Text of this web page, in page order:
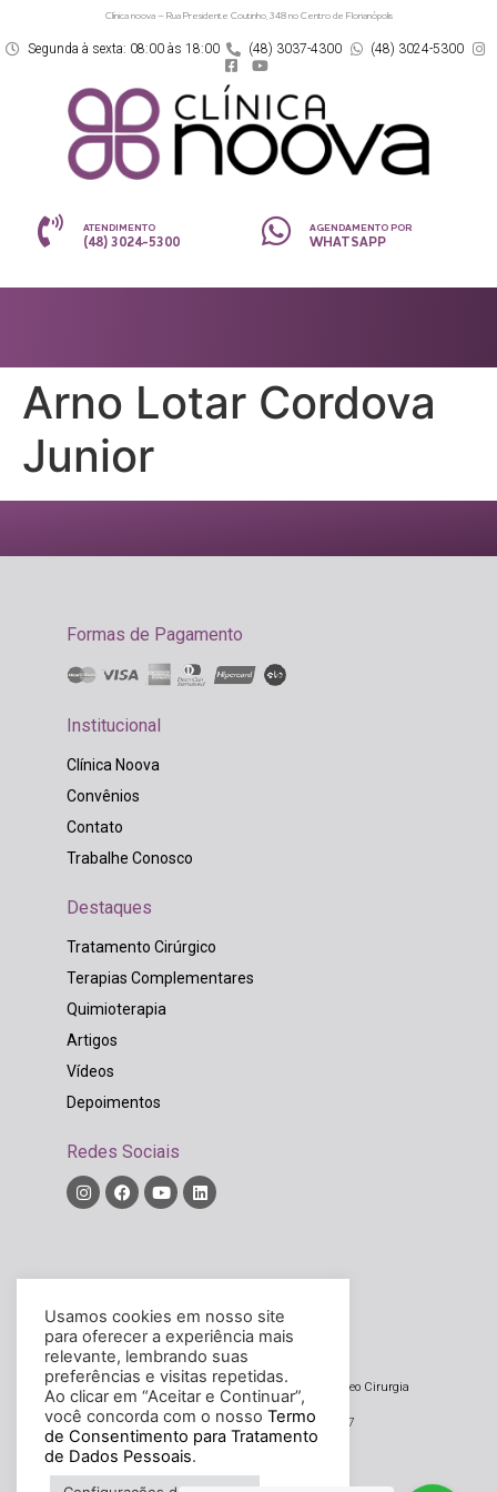
Clínica noova – Rua Presidente Coutinho, 348 no Centro de Florianópolis
Segunda à sexta: 08:00 às 18:00 (48) 3037-4300 (48) 3024-5300
ATENDIMENTO
(48) 3024-5300
AGENDAMENTO POR
WHATSAPP
Arno Lotar Cordova
Junior
Formas de Pagamento
Institucional
Clínica Noova
Convênios
Contato
Trabalhe Conosco
Destaques
Tratamento Cirúrgico
Terapias Complementares
Quimioterapia
Artigos
Vídeos
Depoimentos
Redes Sociais
Rodrigo Widholzer Bordinhão
CRM/SC – 14326
Noova – Núcleo de Oncologia, Oncocirurgia e Video Cirurgia
Avançada Ltda
CNPJ/MF sob o n. 20.033.934/0001-37
Desenvolvido por
Usamos cookies em nosso site
para oferecer a experiência mais
relevante, lembrando suas
preferências e visitas repetidas.
Ao clicar em “Aceitar e Continuar”,
você concorda com o nosso Termo
de Consentimento para Tratamento
de Dados Pessoais.